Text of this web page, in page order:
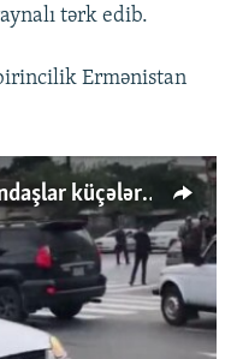
tərk edib.
Ermənistan
Şuşa şənlikləri - Bakıda vətəndaşlar küçələrə axışdı (2020)
available